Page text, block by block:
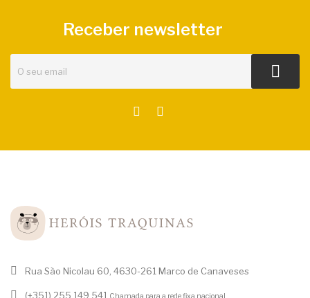
Receber newsletter
Rua São Nicolau 60, 4630-261 Marco de Canaveses
(+351) 255 149 541 Chamada para a rede fixa nacional